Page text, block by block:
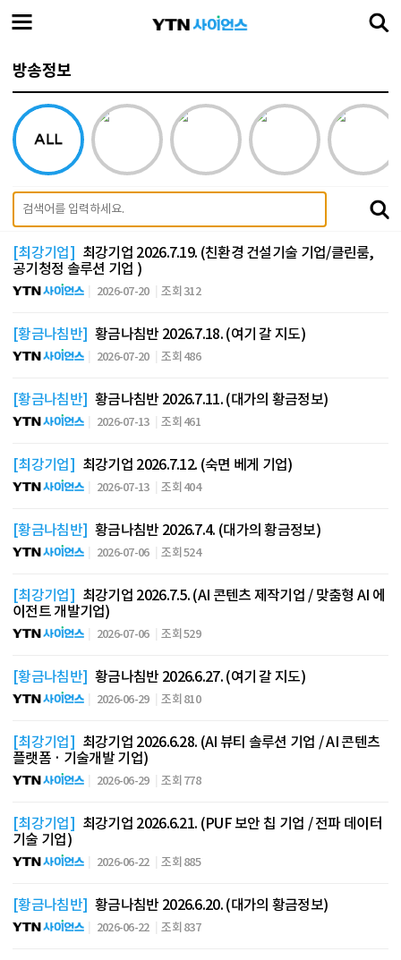
방송정보
[최강기업] 최강기업 2026.7.19. (친환경 건설기술 기업/클린룸,
공기청정 솔루션 기업 )
2026-07-20 조회 312
[황금나침반] 황금나침반 2026.7.18. (여기 갈 지도)
2026-07-20 조회 486
[황금나침반] 황금나침반 2026.7.11. (대가의 황금정보)
2026-07-13 조회 461
[최강기업] 최강기업 2026.7.12. (숙면 베게 기업)
2026-07-13 조회 404
[황금나침반] 황금나침반 2026.7.4. (대가의 황금정보)
2026-07-06 조회 524
[최강기업] 최강기업 2026.7.5. (AI 콘텐츠 제작기업 / 맞춤형 AI 에
이전트 개발기업)
2026-07-06 조회 529
[황금나침반] 황금나침반 2026.6.27. (여기 갈 지도)
2026-06-29 조회 810
[최강기업] 최강기업 2026.6.28. (AI 뷰티 솔루션 기업 / AI 콘텐츠
플랫폼 · 기술개발 기업)
2026-06-29 조회 778
[최강기업] 최강기업 2026.6.21. (PUF 보안 칩 기업 / 전파 데이터
기술 기업)
2026-06-22 조회 885
[황금나침반] 황금나침반 2026.6.20. (대가의 황금정보)
2026-06-22 조회 837